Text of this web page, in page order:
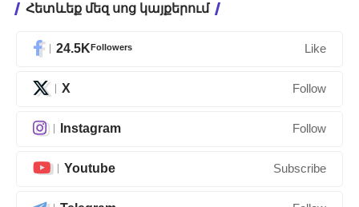
Հետևեք մեզ սոց կայքերում
24.5KFollowers Like
X Follow
Instagram Follow
Youtube Subscribe